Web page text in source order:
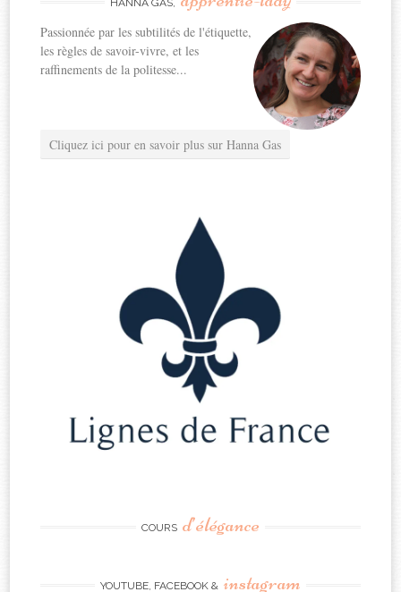
HANNA GAS,
Passionnée par les subtilités de l'étiquette,
les règles de savoir-vivre, et les
raffinements de la politesse...
Cliquez ici pour en savoir plus sur Hanna Gas
COURS d’élégance
YOUTUBE, FACEBOOK & instagram